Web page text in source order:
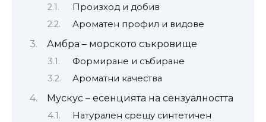
Произход и добив
Ароматен профил и видове
Амбра – морското съкровище
Формиране и събиране
Ароматни качества
Мускус – есенцията на сензуалността
Натурален срещу синтетичен